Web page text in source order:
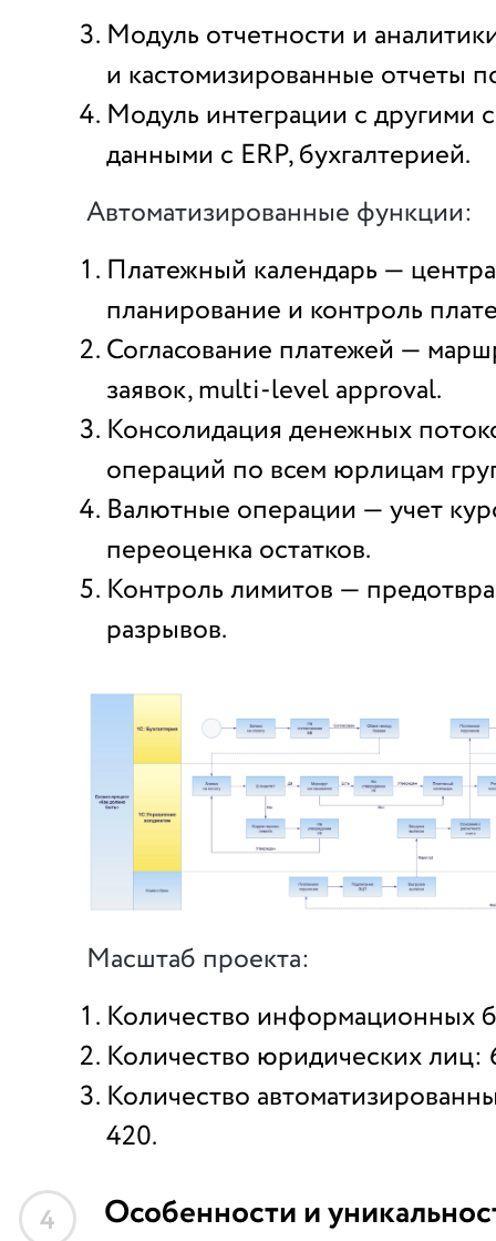
Модуль отчетности и
и кастомизированные отчеты
Модуль интеграции с другими
данными с ERP, бухгалтерией.
Автоматизированные функции:
Платежный календарь —
планирование и контроль
Согласование платежей —
заявок, multi-level approval.
Консолидация денежных
операций по всем юрлицам
Валютные операции — учет
переоценка остатков.
Контроль лимитов —
разрывов.
Масштаб проекта:
Количество информационных
Количество юридических лиц:
Количество
420.
4 Особенности и